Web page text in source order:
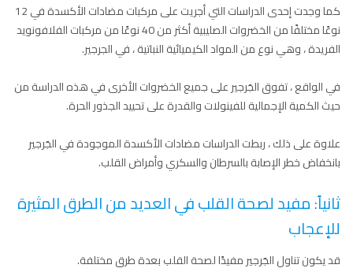
كما وجدت إحدى الدراسات التي أجريت على مركبات مضادات الأكسدة في 12
نوعًا مختلفًا من الخضروات الصليبية أكثر من 40 نوعًا من مركبات الفلافونويد
الفريدة ، وهي نوع من المواد الكيميائية النباتية ، في الجرجير.
في الواقع ، تفوق الجَرجير على جميع الخضروات الأخرى في هذه الدراسة من
حيث الكمية الإجمالية للفينولات والقدرة على تحييد الجذور الحرة.
علاوة على ذلك ، ربطت الدراسات مضادات الأكسدة الموجودة في الجَرجير
بانخفاض خطر الإصابة بالسرطان والسكري وأمراض القلب.
ثانياً: مفيد لصحة القلب في العديد من الطرق المثيرة
للإعجاب
قد يكون تناول الجَرجير مفيدًا لصحة القلب بعدة طرق مختلفة.